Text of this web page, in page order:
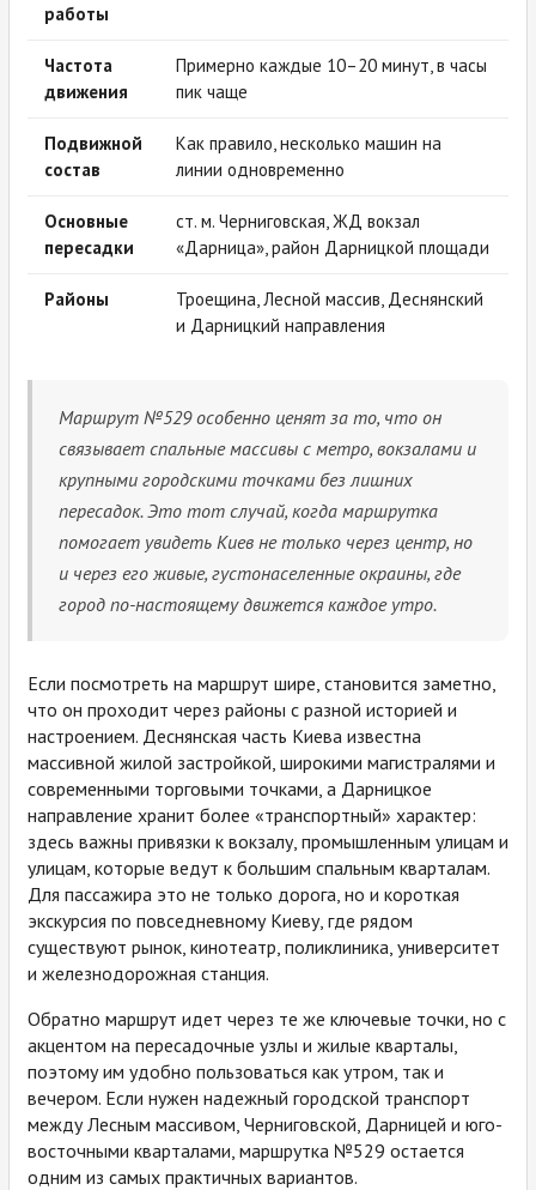
работы
Частота
движения
Примерно каждые 10–20 минут, в часы
пик чаще
Подвижной
состав
Как правило, несколько машин на
линии одновременно
Основные
пересадки
ст. м. Черниговская, ЖД вокзал
«Дарница», район Дарницкой площади
Районы
Троещина, Лесной массив, Деснянский
и Дарницкий направления
Маршрут №529 особенно ценят за то, что он
связывает спальные массивы с метро, вокзалами и
крупными городскими точками без лишних
пересадок. Это тот случай, когда маршрутка
помогает увидеть Киев не только через центр, но
и через его живые, густонаселенные окраины, где
город по-настоящему движется каждое утро.
Если посмотреть на маршрут шире, становится заметно,
что он проходит через районы с разной историей и
настроением. Деснянская часть Киева известна
массивной жилой застройкой, широкими магистралями и
современными торговыми точками, а Дарницкое
направление хранит более «транспортный» характер:
здесь важны привязки к вокзалу, промышленным улицам и
улицам, которые ведут к большим спальным кварталам.
Для пассажира это не только дорога, но и короткая
экскурсия по повседневному Киеву, где рядом
существуют рынок, кинотеатр, поликлиника, университет
и железнодорожная станция.
Обратно маршрут идет через те же ключевые точки, но с
акцентом на пересадочные узлы и жилые кварталы,
поэтому им удобно пользоваться как утром, так и
вечером. Если нужен надежный городской транспорт
между Лесным массивом, Черниговской, Дарницей и юго-
восточными кварталами, маршрутка №529 остается
одним из самых практичных вариантов.